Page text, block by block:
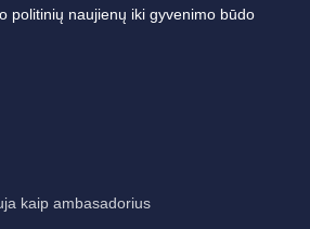
politinių naujienų iki gyvenimo būdo
kaip ambasadorius